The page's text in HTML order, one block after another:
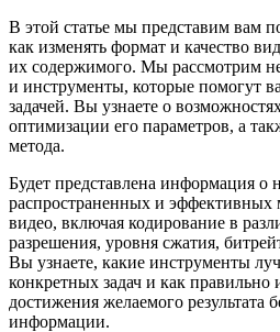
В этой статье мы представим вам
как изменять формат и качество
их содержимого. Мы рассмотрим
и инструменты, которые помогут
задачей. Вы узнаете о
оптимизации его параметров, а
метода.
Будет представлена информация о
распространенных и эффективных
видео, включая кодирование в
разрешения, уровня сжатия,
Вы узнаете, какие инструменты
конкретных задач и как правильно
достижения желаемого результата
информации.